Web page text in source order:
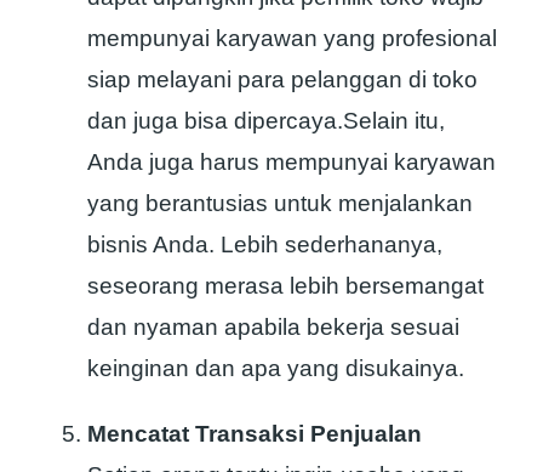
mempunyai karyawan yang profesional
siap melayani para pelanggan di toko
dan juga bisa dipercaya.Selain itu,
Anda juga harus mempunyai karyawan
yang berantusias untuk menjalankan
bisnis Anda. Lebih sederhananya,
seseorang merasa lebih bersemangat
dan nyaman apabila bekerja sesuai
keinginan dan apa yang disukainya.
Mencatat Transaksi Penjualan